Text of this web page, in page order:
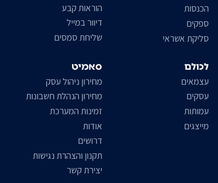
סאמיט
מחירון ניהול עסק
מחירון הנהלת חשבונות
זמינות המערכת
אודות
דרושים
תקנון והצהרת נגישות
יצירת קשר
הוראות קבע
דיוור במייל
שליחת סמסים
הכנסות
ספקים
סליקת אשראי
לכולם
עצמאים
עסקים
עמותות
מייצגים